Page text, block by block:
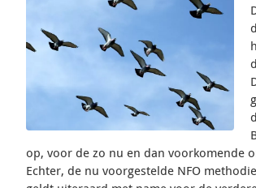
op, voor de zo nu en dan voorkomende
Echter, de nu voorgestelde NFO